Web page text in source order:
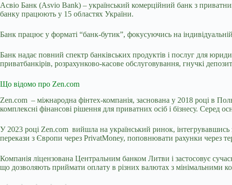
Асвіо Банк (Asvio Bank) – український комерційний банк з
банку працюють у 15 областях України.
Банк працює у форматі “банк-бутик”, фокусуючись на
Банк надає повний спектр банківських продуктів і послуг для
приватбанкірів, розрахунково-касове обслуговування, гнучкі
Що відомо про Zen.com
Zen.com – міжнародна фінтех-компанія, заснована у 2018 році в
комплексні фінансові рішення для приватних осіб і бізнесу. Серед
У 2023 році Zen.com вийшла на український ринок,
перекази з Європи через PrivatMoney, поповнювати рахунки через
Компанія ліцензована Центральним банком Литви і застосовує
що дозволяють приймати оплату в різних валютах з мінімальними